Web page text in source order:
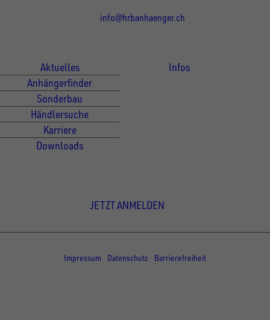
info@hrbanhaenger.ch
Aktuelles
Anhängerfinder
Sonderbau
Händlersuche
Karriere
Downloads
Infos
JETZT ANMELDEN
Impressum
Datenschutz Barrierefreiheit